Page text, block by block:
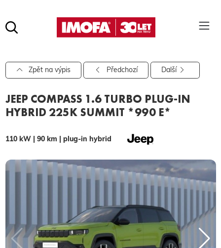
hledat
Pro vyhledávání zadejte alespoň 3 znaky.
Zpět na výpis Předchozí Další
JEEP COMPASS 1.6 TURBO PLUG-IN
HYBRID 225K SUMMIT *990 E*
110 kW | 90 km | plug-in hybrid